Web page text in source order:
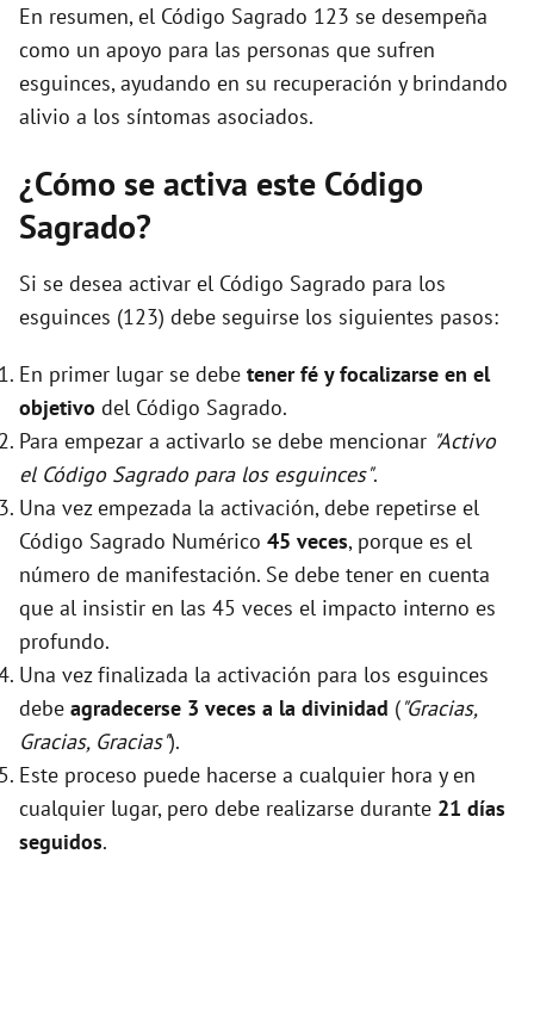
En resumen, el Código Sagrado 123 se desempeña
como un apoyo para las personas que sufren
esguinces, ayudando en su recuperación y brindando
alivio a los síntomas asociados.
¿Cómo se activa este Código
Sagrado?
Si se desea activar el Código Sagrado para los
esguinces (123) debe seguirse los siguientes pasos:
En primer lugar se debe tener fé y focalizarse en el
objetivo del Código Sagrado.
Para empezar a activarlo se debe mencionar "Activo
el Código Sagrado para los esguinces".
Una vez empezada la activación, debe repetirse el
Código Sagrado Numérico 45 veces, porque es el
número de manifestación. Se debe tener en cuenta
que al insistir en las 45 veces el impacto interno es
profundo.
Una vez finalizada la activación para los esguinces
debe agradecerse 3 veces a la divinidad ("Gracias,
Gracias, Gracias").
Este proceso puede hacerse a cualquier hora y en
cualquier lugar, pero debe realizarse durante 21 días
seguidos.